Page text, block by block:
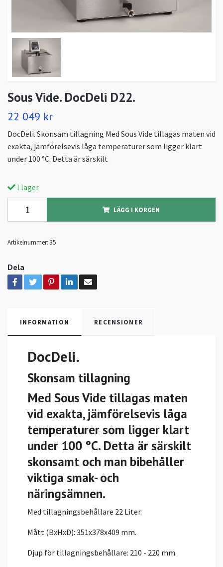
Sous Vide. DocDeli D22.
22 049 kr
DocDeli. Skonsam tillagning Med Sous Vide tillagas maten vid
exakta, jämförelsevis låga temperaturer som ligger klart
under 100 °C. Detta är särskilt
I lager
LÄGG I KORGEN
Artikelnummer: 35
Dela
INFORMATION RECENSIONER
DocDeli.
Skonsam tillagning
Med Sous Vide tillagas maten
vid exakta, jämförelsevis låga
temperaturer som ligger klart
under 100 °C. Detta är särskilt
skonsamt och man bibehåller
viktiga smak- och
näringsämnen.
Med tillagningsbehållare 22 Liter.
Mått (BxHxD): 351x378x409 mm.
Djup för tillagningsbehållare: 210 - 220 mm.